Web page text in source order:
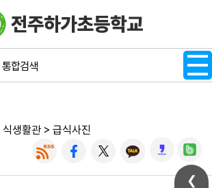
통합검색
식생활관 > 급식사진